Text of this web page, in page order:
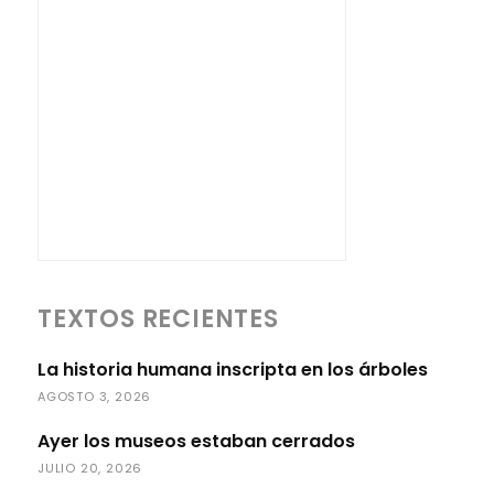
TEXTOS RECIENTES
La historia humana inscripta en los árboles
AGOSTO 3, 2026
Ayer los museos estaban cerrados
JULIO 20, 2026